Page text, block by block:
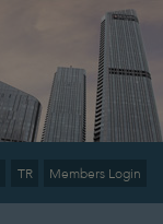
TR Members Login